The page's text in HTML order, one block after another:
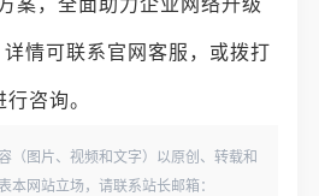
情可联系官网客服，或拨打
咨询。
（图片、视频和文字）以原创、转载和
本网站立场，请联系站长邮箱：